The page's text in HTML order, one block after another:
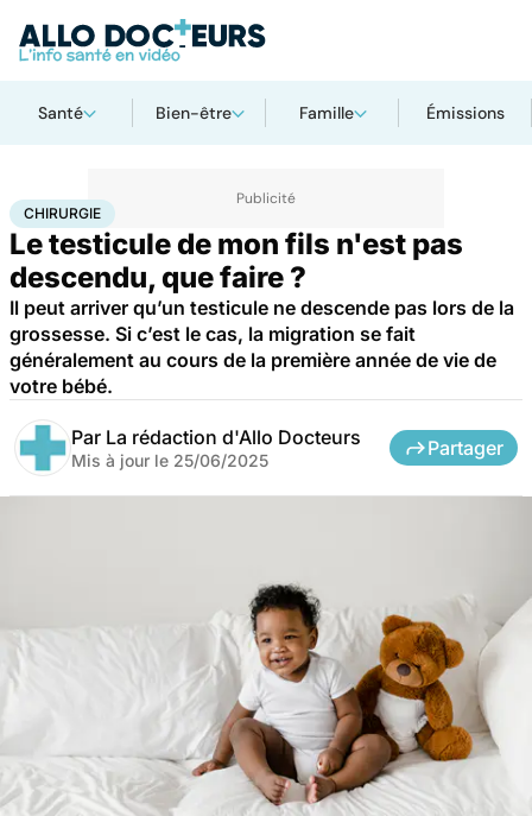
Santé Bien-être Famille Émissions
AccueilFamille
CHIRURGIE
Le testicule de mon fils n'est pas
descendu, que faire ?
Il peut arriver qu’un testicule ne descende pas lors de la
grossesse. Si c’est le cas, la migration se fait
généralement au cours de la première année de vie de
votre bébé.
Par La rédaction d'Allo Docteurs
Mis à jour le 25/06/2025
Partager